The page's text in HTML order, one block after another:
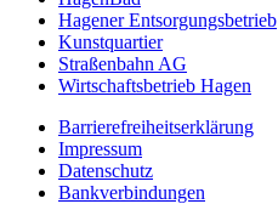
Hagener Entsorgungsbetrieb
Kunstquartier
Straßenbahn AG
Wirtschaftsbetrieb Hagen
Barrierefreiheitserklärung
Impressum
Datenschutz
Bankverbindungen